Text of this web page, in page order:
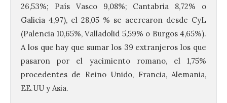
26,53%; País Vasco 9,08%; Cantabria 8,72% o
Galicia 4,97), el 28,05 % se acercaron desde CyL
(Palencia 10,65%, Valladolid 5,59% o Burgos 4,65%).
A los que hay que sumar los 39 extranjeros los que
pasaron por el yacimiento romano, el 1,75%
procedentes de Reino Unido, Francia, Alemania,
EE.UU y Asia.